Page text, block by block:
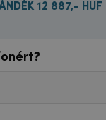
12 887,-